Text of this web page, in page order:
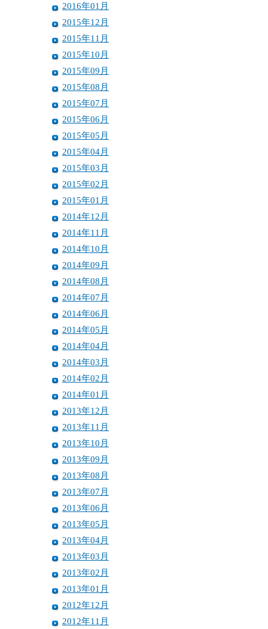
2016年01月
2015年12月
2015年11月
2015年10月
2015年09月
2015年08月
2015年07月
2015年06月
2015年05月
2015年04月
2015年03月
2015年02月
2015年01月
2014年12月
2014年11月
2014年10月
2014年09月
2014年08月
2014年07月
2014年06月
2014年05月
2014年04月
2014年03月
2014年02月
2014年01月
2013年12月
2013年11月
2013年10月
2013年09月
2013年08月
2013年07月
2013年06月
2013年05月
2013年04月
2013年03月
2013年02月
2013年01月
2012年12月
2012年11月